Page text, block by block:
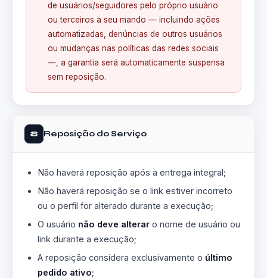
de usuários/seguidores pelo próprio usuário
ou terceiros a seu mando — incluindo ações
automatizadas, denúncias de outros usuários
ou mudanças nas políticas das redes sociais
—, a garantia será automaticamente suspensa
sem reposição.
8 Reposição do Serviço
Não haverá reposição após a entrega integral;
Não haverá reposição se o link estiver incorreto
ou o perfil for alterado durante a execução;
O usuário não deve alterar o nome de usuário ou
link durante a execução;
A reposição considera exclusivamente o último
pedido ativo;